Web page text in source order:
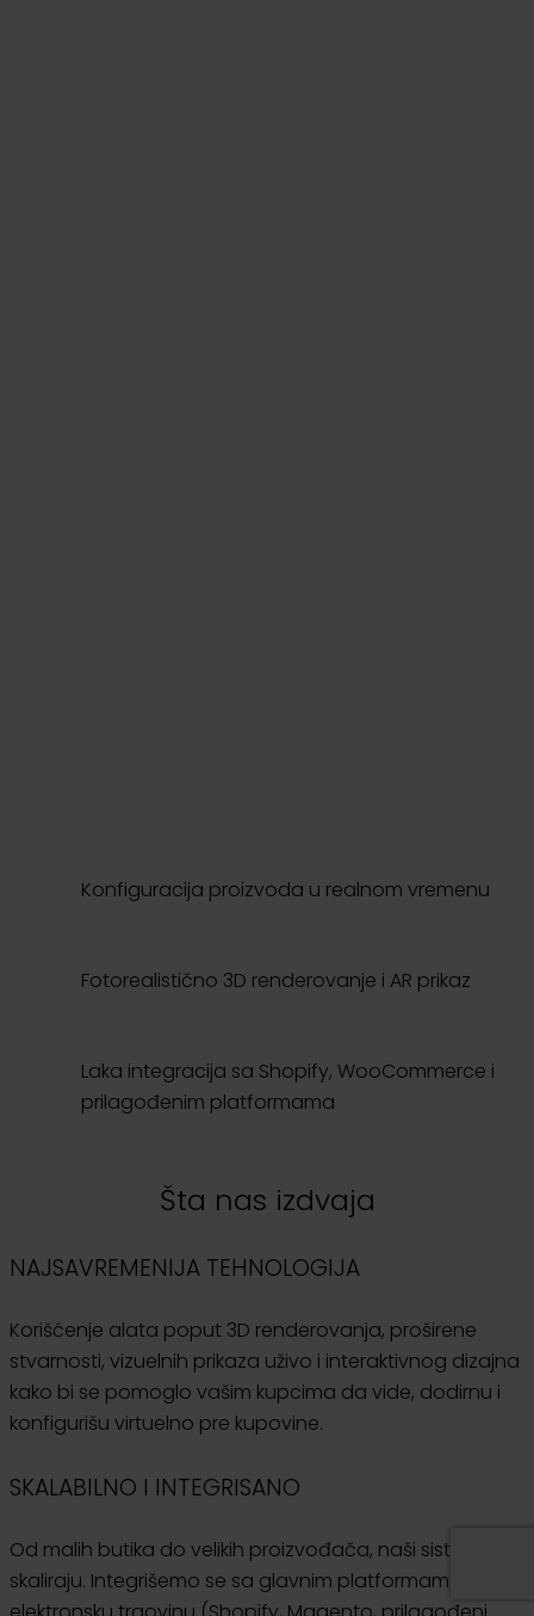
Konfiguracija proizvoda u realnom vremenu
Fotorealistično 3D renderovanje i AR prikaz
Laka integracija sa Shopify, WooCommerce i
prilagođenim platformama
Šta nas izdvaja
NAJSAVREMENIJA TEHNOLOGIJA
Korišćenje alata poput 3D renderovanja, proširene
stvarnosti, vizuelnih prikaza uživo i interaktivnog dizajna
kako bi se pomoglo vašim kupcima da vide, dodirnu i
konfigurišu virtuelno pre kupovine.
SKALABILNO I INTEGRISANO
Od malih butika do velikih proizvođača, naši sistemi se
skaliraju. Integrišemo se sa glavnim platformama za